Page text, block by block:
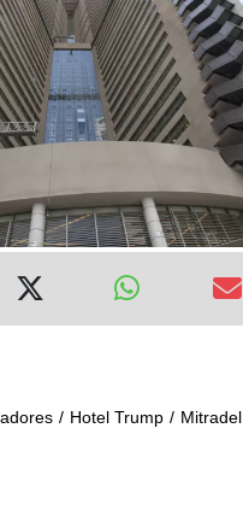
Hotel Trump
Mitradel